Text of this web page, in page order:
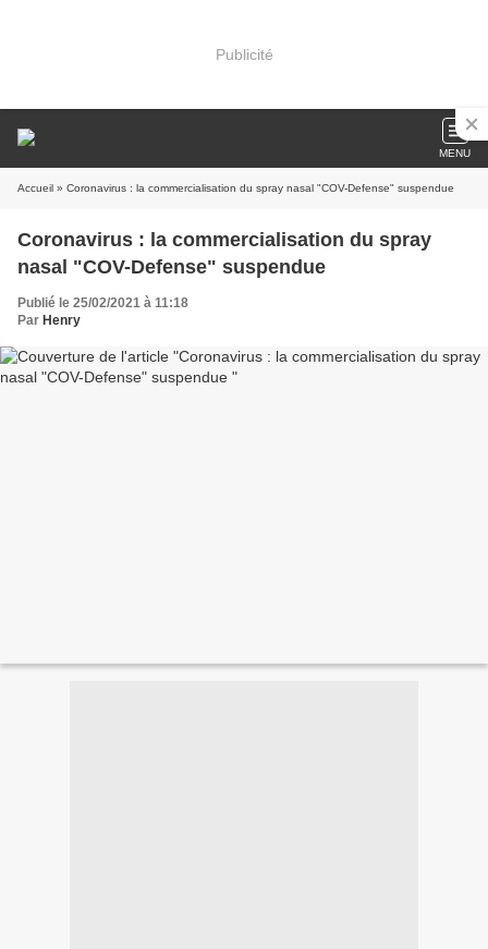
Publicité
MENU
Accueil » Coronavirus : la commercialisation du spray nasal "COV-Defense" suspendue
Coronavirus : la commercialisation du spray
nasal "COV-Defense" suspendue
Publié le 25/02/2021 à 11:18
Par Henry